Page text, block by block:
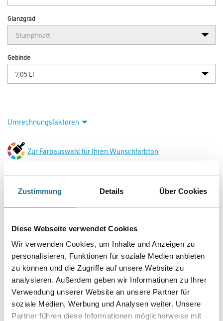
Zustimmung Details Über Cookies
Diese Webseite verwendet Cookies
Wir verwenden Cookies, um Inhalte und Anzeigen zu
personalisieren, Funktionen für soziale Medien anbieten
zu können und die Zugriffe auf unsere Website zu
analysieren. Außerdem geben wir Informationen zu Ihrer
Verwendung unserer Website an unsere Partner für
soziale Medien, Werbung und Analysen weiter. Unsere
Partner führen diese Informationen möglicherweise mit
Glanzgrad
Gebinde
Umrechnungsfaktoren
Zur Farbauswahl für Ihren Wunschfarbton
PRODUKTEIGENSCHAFTEN
Produkteigenschaft
- Lösemittelfrei, weichmacherfrei
- Frei von foggingaktiven Substanzen
- Wasserverdünnbar, umweltschonend und geruchsarm